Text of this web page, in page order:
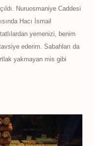
Nuruosmaniye Caddesi
Hacı İsmail
yemenizi, benim
ederim. Sabahları da
yakmayan mis gibi